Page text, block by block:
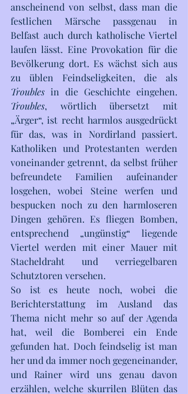
anscheinend von selbst, dass man die
festlichen Märsche passgenau in
Belfast auch durch katholische Viertel
laufen lässt. Eine Provokation für die
Bevölkerung dort. Es wächst sich aus
Troubles
Troubles, wörtlich übersetzt mit
„Ärger“, ist recht harmlos ausgedrückt
für das, was in Nordirland passiert.
Katholiken und Protestanten werden
voneinander getrennt, da selbst früher
befreundete Familien aufeinander
losgehen, wobei Steine werfen und
bespucken noch zu den harmloseren
Dingen gehören. Es fliegen Bomben,
entsprechend „ungünstig“ liegende
Viertel werden mit einer Mauer mit
Stacheldraht und verriegelbaren
Schutztoren versehen.
So ist es heute noch, wobei die
Berichterstattung im Ausland das
Thema nicht mehr so auf der Agenda
hat, weil die Bomberei ein Ende
gefunden hat. Doch feindselig ist man
her und da immer noch gegeneinander,
und Rainer wird uns genau davon
erzählen, welche skurrilen Blüten das